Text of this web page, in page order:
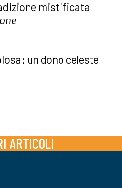
mistificata
un dono celeste
ARTICOLI